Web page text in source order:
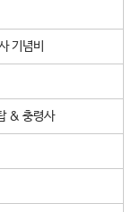
기념비
& 충령사